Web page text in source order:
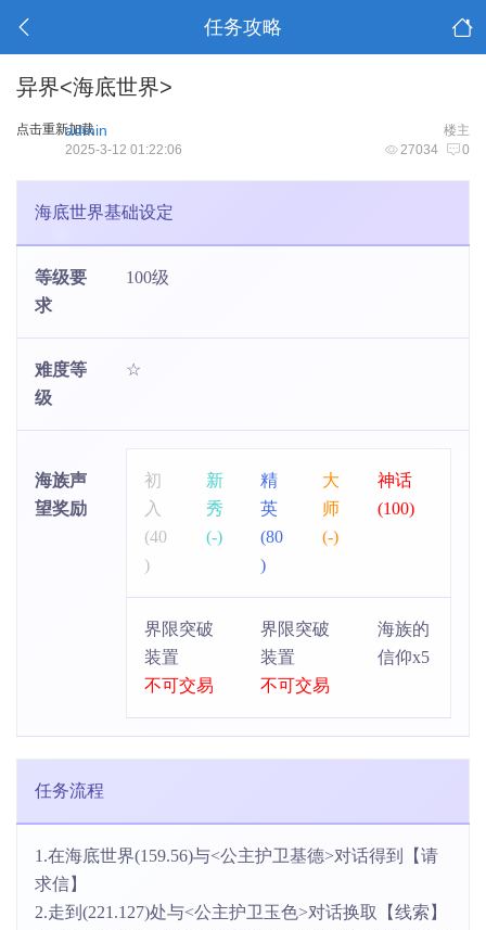
任务攻略
异界<海底世界>
点击重新加载 楼主
admin
27034 0
2025-3-12 01:22:06
海底世界基础设定
等级要
求
100级
难度等
级
☆
海族声
望奖励
初
入
(40
)
新
秀
(-)
精
英
(80
)
大
师
(-)
神话
(100)
界限突破
装置
不可交易
界限突破
装置
不可交易
海族的
信仰x5
任务流程
1.在海底世界(159.56)与<公主护卫基德>对话得到【请
求信】
2.走到(221.127)处与<公主护卫玉色>对话换取【线索】